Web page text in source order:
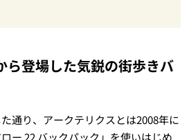
ら登場した気鋭の街歩きバ
通り、アークテリクスとは2008年に
ー 22 バックパック」を使いはじめ